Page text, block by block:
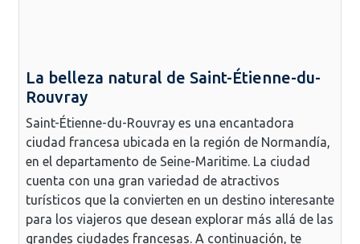
La belleza natural de Saint-Étienne-du-
Rouvray
Saint-Étienne-du-Rouvray es una encantadora
ciudad francesa ubicada en la región de Normandía,
en el departamento de Seine-Maritime. La ciudad
cuenta con una gran variedad de atractivos
turísticos que la convierten en un destino interesante
para los viajeros que desean explorar más allá de las
grandes ciudades francesas. A continuación, te